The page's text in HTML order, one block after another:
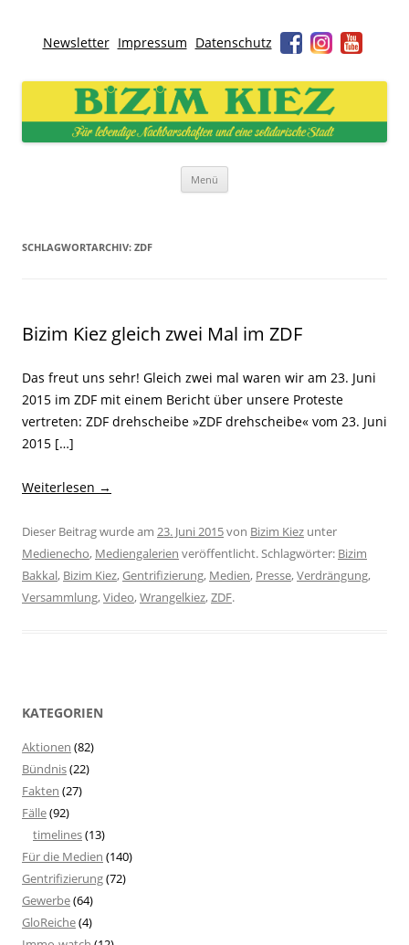
Newsletter Impressum Datenschutz
Bizim Kiez – Unser Kiez
Für lebendige Nachbarschaften und eine solidarische Stadt
Menü
SCHLAGWORTARCHIV: ZDF
Bizim Kiez gleich zwei Mal im ZDF
Das freut uns sehr! Gleich zwei mal waren wir am 23. Juni
2015 im ZDF mit einem Bericht über unsere Proteste
vertreten: ZDF drehscheibe »ZDF drehscheibe« vom 23. Juni
2015 […]
Weiterlesen →
Dieser Beitrag wurde am 23. Juni 2015von Bizim Kiez unter
Medienecho, Mediengalerien veröffentlicht. Schlagwörter: Bizim
Bakkal, Bizim Kiez,Gentrifizierung, Medien, Presse,Verdrängung,
Versammlung,Video,Wrangelkiez,ZDF.
KATEGORIEN
Aktionen (82)
Bündnis(22)
Fakten (27)
Fälle(92)
timelines(13)
Für die Medien (140)
Gentrifizierung(72)
Gewerbe(64)
GloReiche(4)